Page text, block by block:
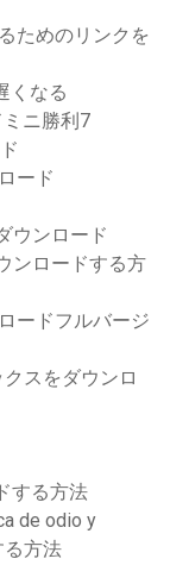
ためのリンクを
くなる
ニ勝利7
ード
ウンロード
ンロードする方
ードフルバージ
スをダウンロ
する方法
de odio y
る方法